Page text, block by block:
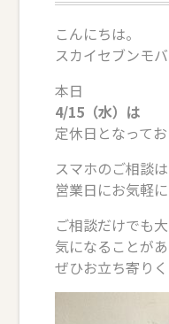
こんにちは。
スカイセブンモ
本日
4/15（水）は
定休日となってお
スマホのご相談は
営業日にお気軽に
ご相談だけでも
気になることが
ぜひお立ち寄りく